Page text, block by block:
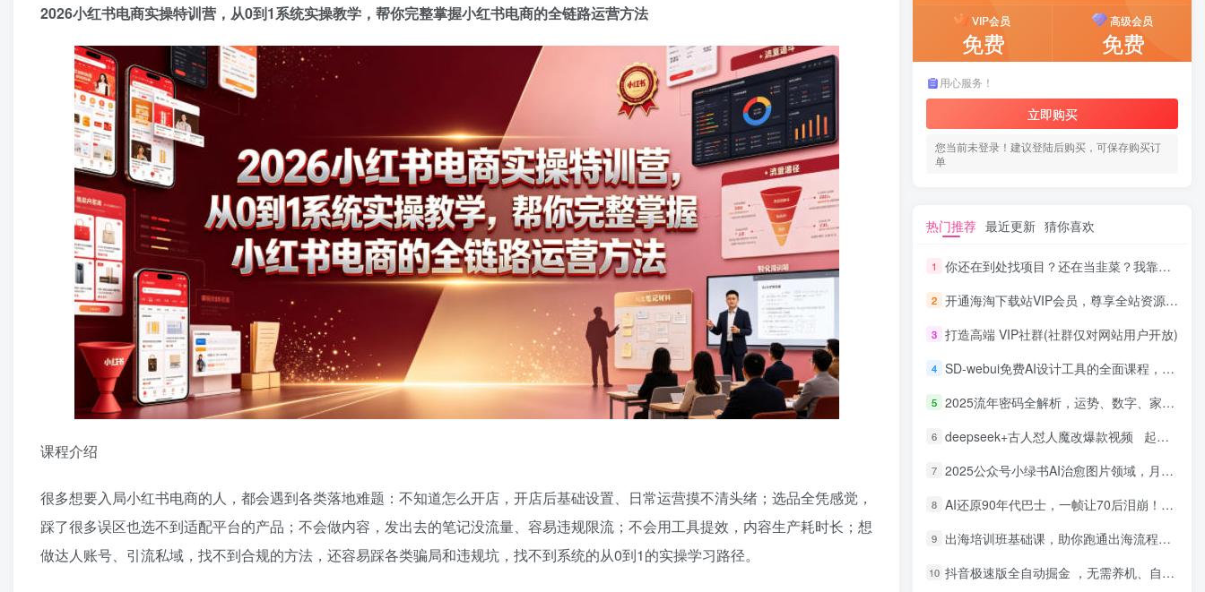
2026小红书电商实操特训营，从0到1系统实操教学，帮你完整掌握小红书电商的全链路运营方法
课程介绍
很多想要入局小红书电商的人，都会遇到各类落地难题：不知道怎么开店，开店后基础设置、日常运营摸不清头绪；选品全凭感觉，
踩了很多误区也选不到适配平台的产品；不会做内容，发出去的笔记没流量、容易违规限流；不会用工具提效，内容生产耗时长；想
做达人账号、引流私域，找不到合规的方法，还容易踩各类骗局和违规坑，找不到系统的从0到1的实操学习路径。
VIP会员
免费
高级会员
免费
用心服务！
立即购买
您当前未登录！建议登陆后购买，可保存购买订
单
热门推荐 最近更新 猜你喜欢
1 你还在到处找项目？还在当韭菜？我靠网创资源站一个月收入5万+，曾经我也是个失败者。
2 开通海淘下载站VIP会员，尊享全站资源免费下载，享80%的推广提成！！【限时五折优惠】
3 打造高端 VIP社群(社群仅对网站用户开放)
4 SD-webui免费AI设计工具的全面课程，涵盖从软件安装到高级应用的全流程
5 2025流年密码全解析，运势、数字、家庭三位一体
6 deepseek+古人怼人魔改爆款视频 起号快 爆款多 每天五分钟 变现路子非常广 日入四位数 小白 宝妈 上班族副业 都可以轻松闭眼搞钱
7 2025公众号小绿书AI治愈图片领域，月入过W，蓝海赛道【附工具+指令】
8 AI还原90年代巴士，一帧让70后泪崩！播放量碾压90%怀旧号，每天10分钟，日入4位数
9 出海培训班基础课，助你跑通出海流程，实战案例拆解，含 TikTok 榜单资源
10 抖音极速版全自动掘金 ，无需养机、自动化不封号，全程脱离人工，全自动运行【揭秘】